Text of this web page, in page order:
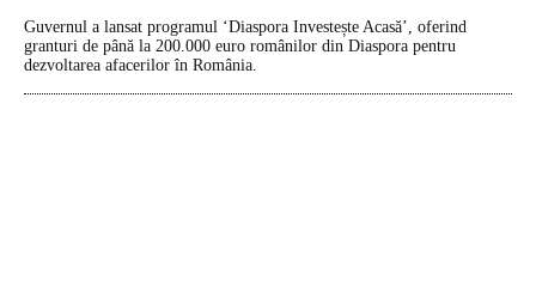
Guvernul a lansat programul ‘Diaspora Investește Acasă’, oferind
granturi de până la 200.000 euro românilor din Diaspora pentru
dezvoltarea afacerilor în România.